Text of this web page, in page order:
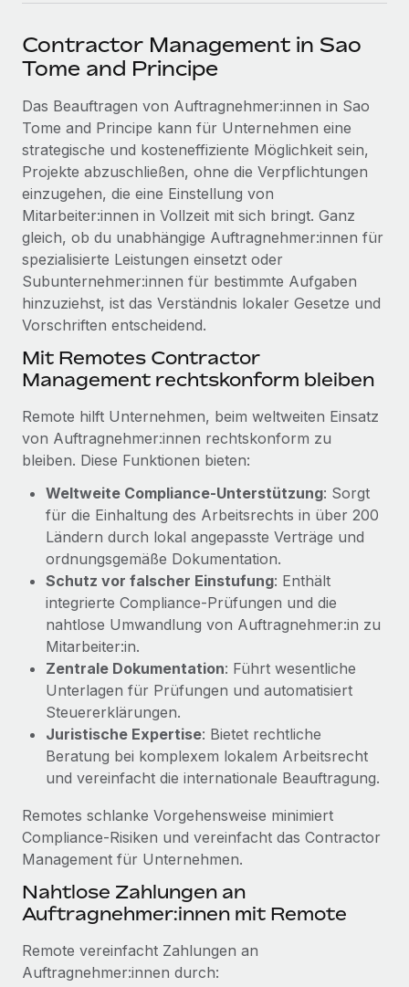
DIENSTLEISTUNGEN
Frag unsere Expert:innen
Hilfe von Expert:innen für globale HR & Compliance
Background-Checks
Einfacheres Bewerber:innen-Screening
Compliance Watchtower
Lückenlose Compliance
Geräteverwaltung
Globale Bereitstellung und Verfolgung von IT-
Gründung von Niederlassungen
Niederlassungen
Mobilität und Relocation
Mühelose Relocation von Mitarbeiter:innen
Benefits
Mühelose Verwaltung von Benefits
Entdecke die Möglichkeiten einer Partnerschaft
Beratung zu Integrationen und KI-Automatisierung
FALLSTUDIEN
So hat der KI-Vorreiter Weaviate sein Team mit
Remote um 120 % vergrößert
Weaviate auf einen Blick Weaviate entwickelt KI-basierte
Open-Source-Infrastrukturen. Das...
Mehr erfahren
Strategische Partnerschaft zwischen
Management und Payroll
Reverse Tech auf einen Blick Das Gesundheits- und
Mehr erfahren
Events
Newsroom
Informationen zu Gehältern und Qualifikationen
Insights Center
Hol dir Unterstützung
Alle Ressourcen anzeigen
BLOG
Globale Payroll
EOR und PEO
Contractor Management
Den Blog erkunden
BLOG
Neues zu Remote-Produkten: Integration mit
Gusto und Zero und Contractor Management
Plus
Auch im neuen Jahr wollen wir bei Remote Unternehmen
aller Größen dabei unterstützen, die beste...
Mehr erfahren
Wie Phiture 55 Mitarbeiter:innen in 19 Ländern
mit Remote verwaltet
Phiture ist der unumstrittene Marktführer im Bereich der
Mehr erfahren
Contractor Management in Sao
Tome and Principe
Das Beauftragen von Auftragnehmer:innen in Sao
Tome and Principe kann für Unternehmen eine
strategische und kosteneffiziente Möglichkeit sein,
Projekte abzuschließen, ohne die Verpflichtungen
einzugehen, die eine Einstellung von
Mitarbeiter:innen in Vollzeit mit sich bringt. Ganz
gleich, ob du unabhängige Auftragnehmer:innen für
spezialisierte Leistungen einsetzt oder
Subunternehmer:innen für bestimmte Aufgaben
hinzuziehst, ist das Verständnis lokaler Gesetze und
Vorschriften entscheidend.
Mit Remotes Contractor
Management rechtskonform bleiben
Remote hilft Unternehmen, beim weltweiten Einsatz
von Auftragnehmer:innen rechtskonform zu
bleiben. Diese Funktionen bieten:
Weltweite Compliance‑Unterstützung: Sorgt
für die Einhaltung des Arbeitsrechts in über 200
Ländern durch lokal angepasste Verträge und
ordnungsgemäße Dokumentation.
Schutz vor falscher Einstufung: Enthält
integrierte Compliance‑Prüfungen und die
nahtlose Umwandlung von Auftragnehmer:in zu
Mitarbeiter:in.
Zentrale Dokumentation: Führt wesentliche
Unterlagen für Prüfungen und automatisiert
Steuererklärungen.
Juristische Expertise: Bietet rechtliche
Beratung bei komplexem lokalem Arbeitsrecht
und vereinfacht die internationale Beauftragung.
Remotes schlanke Vorgehensweise minimiert
Compliance‑Risiken und vereinfacht das Contractor
Management für Unternehmen.
Nahtlose Zahlungen an
Auftragnehmer:innen mit Remote
Remote vereinfacht Zahlungen an
Auftragnehmer:innen durch: